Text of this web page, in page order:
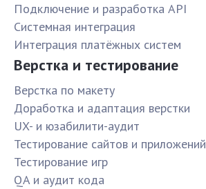
Подключение и разработка API
Системная интеграция
Интеграция платёжных систем
Верстка и тестирование
Верстка по макету
Доработка и адаптация верстки
UX- и юзабилити-аудит
Тестирование сайтов и приложений
Тестирование игр
QA и аудит кода